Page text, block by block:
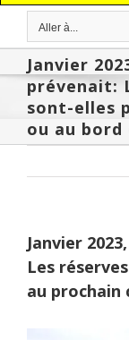
Aller à...
Janvier
prévenait:
sont-elles
ou au bord
Janvier
Les
au prochain